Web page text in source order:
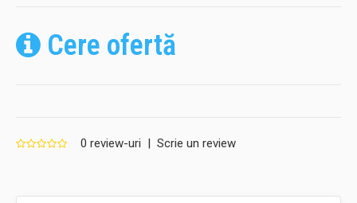
Cere ofertă
0 review-uri | Scrie un review